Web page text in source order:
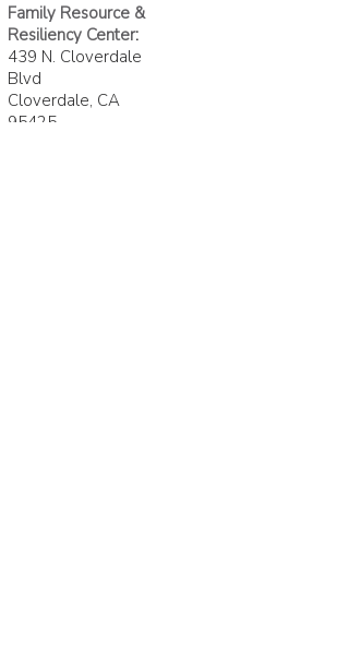
Family Resource &
Resiliency Center:
439 N. Cloverdale
Blvd
Cloverdale, CA
95425